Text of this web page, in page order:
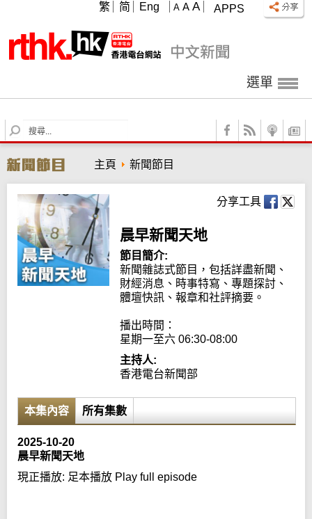
APPS
A A A
繁 简 Eng
選單
S
e
r
c
h
主頁 新聞節目
分享工具
晨早新聞天地
節目簡介:
新聞雜誌式節目，包括詳盡新聞、
財經消息、時事特寫、專題探討、
體壇快訊、報章和社評摘要。
播出時間：
星期一至六 06:30-08:00
主持人:
香港電台新聞部
本集內容 所有集數
2025-10-20
晨早新聞天地
現正播放: 足本播放 Play full episode